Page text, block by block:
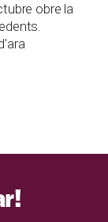
obre la